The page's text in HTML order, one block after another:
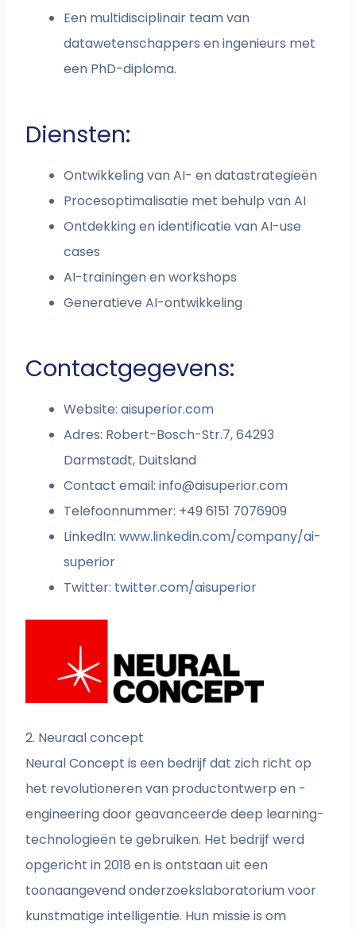
Een multidisciplinair team van
datawetenschappers en ingenieurs met
een PhD-diploma.
Diensten:
Ontwikkeling van AI- en datastrategieën
Procesoptimalisatie met behulp van AI
Ontdekking en identificatie van AI-use
cases
AI-trainingen en workshops
Generatieve AI-ontwikkeling
Contactgegevens:
Website: aisuperior.com
Adres: Robert-Bosch-Str.7, 64293
Darmstadt, Duitsland
Contact email:info@aisuperior.com
Telefoonnummer: +49 6151 7076909
LinkedIn: www.linkedin.com/company/ai-
superior
Twitter: twitter.com/aisuperior
2. Neuraal concept
Neural Concept is een bedrijf dat zich richt op
het revolutioneren van productontwerp en -
engineering door geavanceerde deep learning-
technologieën te gebruiken. Het bedrijf werd
opgericht in 2018 en is ontstaan uit een
toonaangevend onderzoekslaboratorium voor
kunstmatige intelligentie. Hun missie is om